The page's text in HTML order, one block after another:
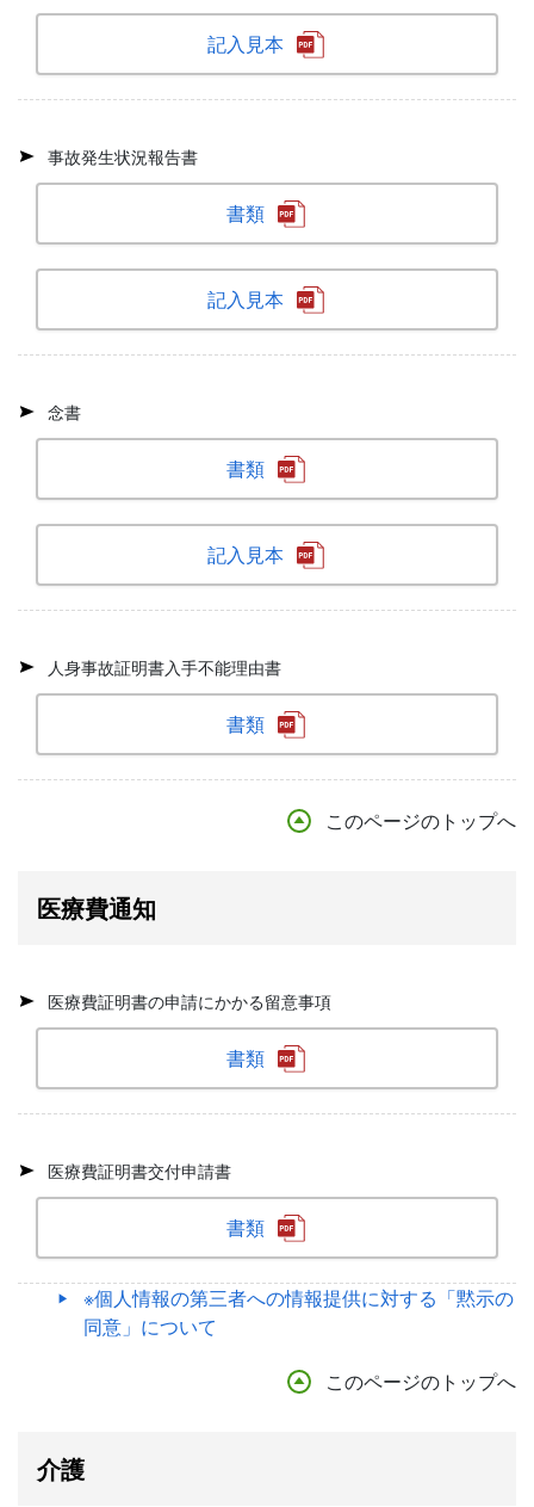
記入見本
事故発生状況報告書
書類
記入見本
念書
書類
記入見本
人身事故証明書入手不能理由書
書類
このページのトップへ
医療費通知
医療費証明書の申請にかかる留意事項
書類
医療費証明書交付申請書
書類
※個人情報の第三者への情報提供に対する「黙示の
同意」について
このページのトップへ
介護